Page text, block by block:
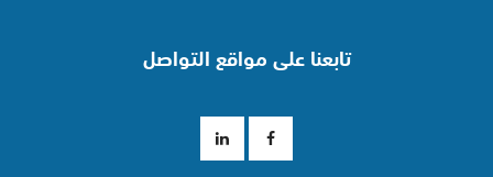
تابعنا على مواقع التواصل